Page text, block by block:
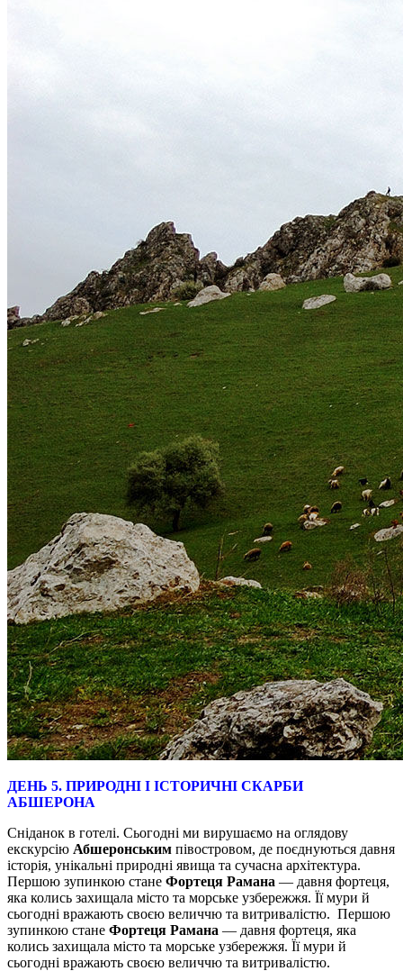
ДЕНЬ 5. ПРИРОДНІ І ІСТОРИЧНІ СКАРБИ
АБШЕРОНА
Сніданок в готелі. Сьогодні ми вирушаємо на оглядову
екскурсію Абшеронським півостровом, де поєднуються давня
історія, унікальні природні явища та сучасна архітектура.
Першою зупинкою стане Фортеця Рамана — давня фортеця,
яка колись захищала місто та морське узбережжя. Її мури й
сьогодні вражають своєю величчю та витривалістю. Першою
зупинкою стане Фортеця Рамана — давня фортеця, яка
колись захищала місто та морське узбережжя. Її мури й
сьогодні вражають своєю величчю та витривалістю.